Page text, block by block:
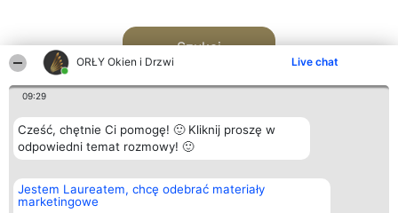
ORŁY Okien i Drzwi Live chat
09:29
Cześć, chętnie Ci pomogę! 🙂 Kliknij proszę w
odpowiedni temat rozmowy! 🙂
Jestem Laureatem, chcę odebrać materiały
marketingowe
Szukaj
Organizator plebiscytu
Bright Side Solutions sp. z o.
o. sp. k.
Plebiscyt
Laureaci
Kontakt
Kontakt